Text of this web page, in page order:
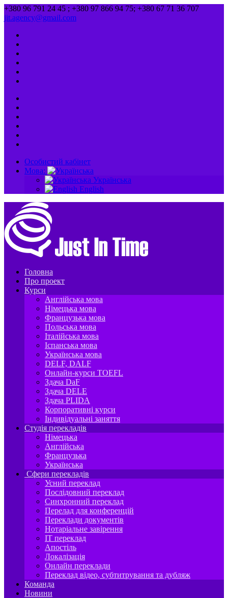
+380 96 791 24 45 ; +380 97 866 94 75; +380 67 71 36 707
jit.agency@gmail.com
Особистий кабінет
Мова:
Українська
English
Головна
Про проект
Курси
Англійська мова
Німецька мова
Французька мова
Польська мова
Італійська мова
Іспанська мова
Українська мова
DELF, DALF
Онлайн-курси TOEFL
Здача DaF
Здача DELE
Здача PLIDA
Корпоративні курси
Індивідуальні заняття
Студія перекладів
Німецька
Англійська
Французька
Українська
Сфери перекладів
Усний переклад
Послідовний переклад
Синхронний переклад
Перелад для конференцій
Переклади документів
Нотаріальне завірення
IT переклад
Апостіль
Локалізація
Онлайн переклади
Переклад відео, субтитрування та дубляж
Команда
Новини